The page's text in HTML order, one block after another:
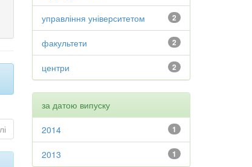
2
управління університетом
2
факультети
2
центри
за датою випуску
1
2014
1
2013